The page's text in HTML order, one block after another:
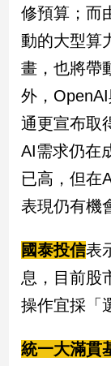
修預算；而
動的大型算
畫，也將帶
外，
通更宣布取
AI需求仍在
已高，但在
表現仍有機
國泰投信表
息，目前股
操作宜採「
統一大滿貫